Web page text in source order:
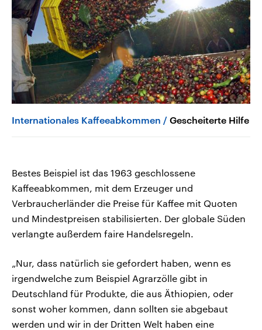
Internationales Kaffeeabkommen Gescheiterte Hilfe
Bestes Beispiel ist das 1963 geschlossene
Kaffeeabkommen, mit dem Erzeuger und
Verbraucherländer die Preise für Kaffee mit Quoten
und Mindestpreisen stabilisierten. Der globale Süden
verlangte außerdem faire Handelsregeln.
„Nur, dass natürlich sie gefordert haben, wenn es
irgendwelche zum Beispiel Agrarzölle gibt in
Deutschland für Produkte, die aus Äthiopien, oder
sonst woher kommen, dann sollten sie abgebaut
werden und wir in der Dritten Welt haben eine